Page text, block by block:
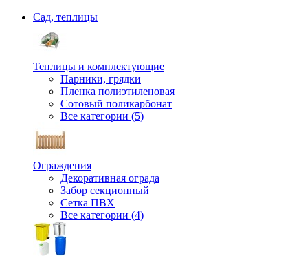
Сад, теплицы
Теплицы и комплектующие
Парники, грядки
Пленка полиэтиленовая
Сотовый поликарбонат
Все категории (5)
Ограждения
Декоративная ограда
Забор секционный
Сетка ПВХ
Все категории (4)